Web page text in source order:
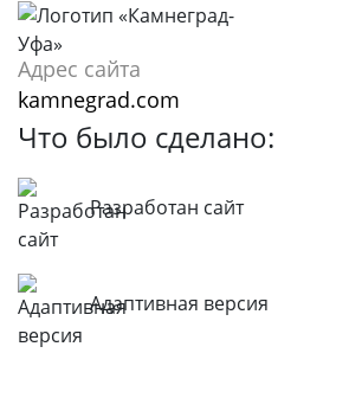
Адрес сайта
kamnegrad.com
Что было сделано:
Разработан сайт
Адаптивная версия